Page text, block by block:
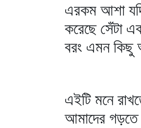
এরকম আশা
করেছে সেঁটা
বরং এমন কিছু
এইটি মনে
আমাদের গড়তে